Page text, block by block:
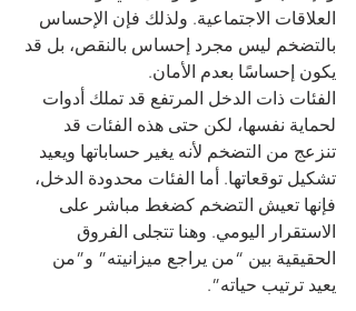
العلاقات الاجتماعية. ولذلك فإن الإحساس
بالتضخم ليس مجرد إحساس بالنقص، بل قد
يكون إحساسًا بعدم الأمان.
الفئات ذات الدخل المرتفع قد تملك أدوات
لحماية نفسها، لكن حتى هذه الفئات قد
تنزعج من التضخم لأنه يغير حساباتها ويعيد
تشكيل توقعاتها. أما الفئات محدودة الدخل،
فإنها تعيش التضخم كضغط مباشر على
الاستقرار اليومي. وهنا تتجلى الفروق
الحقيقية بين “من يراجع ميزانيته” و”من
يعيد ترتيب حياته”.